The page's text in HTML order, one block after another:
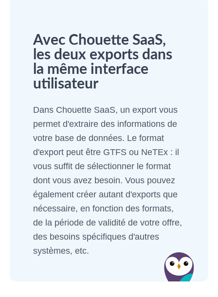
Avec Chouette SaaS,
les deux exports dans
la même interface
utilisateur
Dans Chouette SaaS, un export vous
permet d'extraire des informations de
votre base de données. Le format
d'export peut être GTFS ou NeTEx : il
vous suffit de sélectionner le format
dont vous avez besoin. Vous pouvez
également créer autant d'exports que
nécessaire, en fonction des formats,
de la période de validité de votre offre,
des besoins spécifiques d'autres
systèmes, etc.